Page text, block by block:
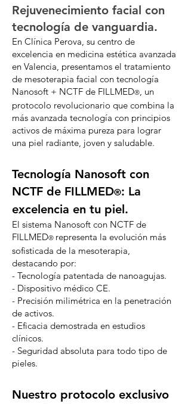
Rejuvenecimiento facial con
tecnología de vanguardia.
En Clínica Perova, su centro de
excelencia en medicina estética avanzada
en Valencia, presentamos el tratamiento
de mesoterapia facial con tecnología
Nanosoft + NCTF de FILLMED®, un
protocolo revolucionario que combina la
más avanzada tecnología con principios
activos de máxima pureza para lograr
una piel radiante, joven y saludable.
Tecnología Nanosoft con
NCTF de FILLMED®: La
excelencia en tu piel.
El sistema Nanosoft con NCTF de
FILLMED® representa la evolución más
sofisticada de la mesoterapia,
destacando por:
- Tecnología patentada de nanoagujas.
- Dispositivo médico CE.
- Precisión milimétrica en la penetración
de activos.
- Eficacia demostrada en estudios
clínicos.
- Seguridad absoluta para todo tipo de
pieles.
Nuestro protocolo exclusivo